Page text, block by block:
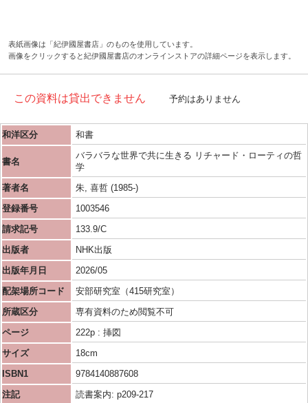
表紙画像は「紀伊國屋書店」のものを使用しています。
画像をクリックすると紀伊國屋書店のオンラインストアの詳細ページを表示します。
この資料は貸出できません 予約はありません
和洋区分 和書
書名
バラバラな世界で共に生きる リチャード・ローティの哲
学
著者名
朱, 喜哲 (1985-)
登録番号
1003546
請求記号
133.9/C
出版者
NHK出版
出版年月日
2026/05
配架場所コード
安部研究室（415研究室）
所蔵区分
専有資料のため閲覧不可
ページ
222p : 挿図
サイズ
18cm
ISBN1
9784140887608
注記
読書案内: p209-217